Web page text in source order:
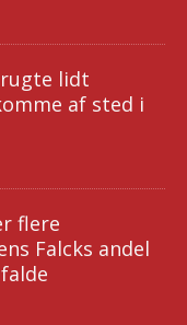
lidt
af sted i
flere
Falcks andel